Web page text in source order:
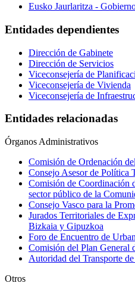
Eusko Jaurlaritza -
Entidades dependientes
Dirección de Gabinete
Dirección de Servicios
Viceconsejería de
Viceconsejería de Vivienda
Viceconsejería de
Entidades relacionadas
Órganos Administrativos
Comisión de Ordenación
Consejo Asesor de Política
Comisión de Coordinación
sector público de la
Consejo Vasco para la
Jurados Territoriales de
Bizkaia y Gipuzkoa
Foro de Encuentro de
Comisión del Plan General
Autoridad del Transporte
Otros